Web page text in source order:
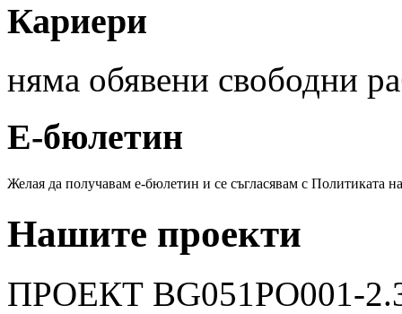
Кариери
няма обявени свободни
Е-бюлетин
Желая да получавам е-бюлетин и се съгласявам с Политиката
Нашите проекти
ПРОЕКТ BG051PO001-